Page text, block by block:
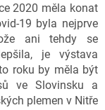
2020 měla konat
19 byla nejprve
ani tehdy se
je výstava
roku by měla být
ve Slovinsku a
plemen v Nitře